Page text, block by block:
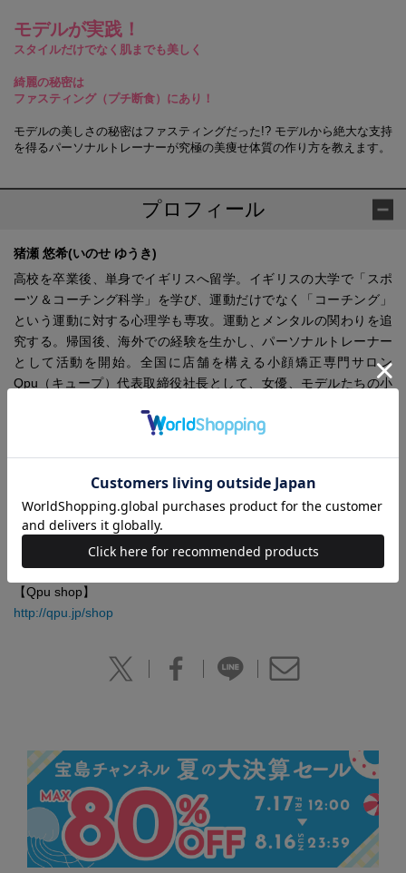
モデルが実践！
スタイルだけでなく肌までも美しく
綺麗の秘密は
ファスティング（プチ断食）にあり！
モデルの美しさの秘密はファスティングだった!? モデルから絶大な支持
を得るパーソナルトレーナーが究極の美痩せ体質の作り方を教えます。
プロフィール
猪瀬 悠希(いのせ ゆうき)
高校を卒業後、単身でイギリスへ留学。イギリスの大学で「スポ
ーツ＆コーチング科学」を学び、運動だけでなく「コーチング」
という運動に対する心理学も専攻。運動とメンタルの関わりを追
究する。帰国後、海外での経験を生かし、パーソナルトレーナー
として活動を開始。全国に店舗を構える小顔矯正専門サロン
Qpu（キュープ）代表取締役社長として、女優、モデルたちの小
代表選手専属トレーナー。
【ブログ】
http://lineblog.me/ukinose/
【小顔矯正専門サロンQpu】
http://qpu.jp
【Qpu shop】
http://qpu.jp/shop